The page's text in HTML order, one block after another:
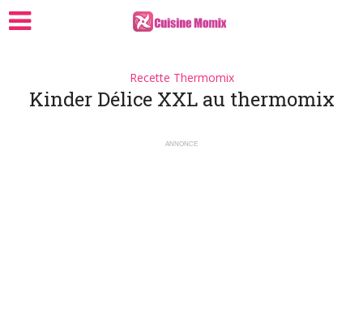
Recette Thermomix
Kinder Délice XXL au thermomix
ANNONCE